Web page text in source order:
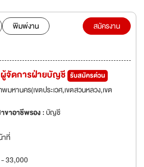
าลอิเล็คโทรนิคส์ กำลัง
ฐกิจที่กำลังเติบโตอย่างต่อเนื่อง จึงต้องการ
มาร่วมงานกับเราเป็นจำนวนมาก
พิมพ์งาน
สมัครงาน
จัดการฝ่ายบัญชี รับสมัครด่วน
พมหานคร(เขตประเวศ,เขตสวนหลวง,เขต
ขาอาชีพรอง :บัญชี
าที่
33,000